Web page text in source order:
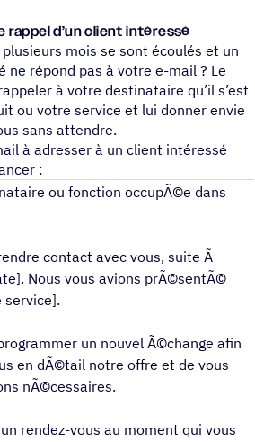
rappel d’un client intéressé
mois se sont écoulés et un
ne répond pas à votre e-mail ? Le
à votre destinataire qu’il s’est
ou votre service et lui donner envie
sans attendre.
à adresser à un client intéressé
:
ou fonction occupÃ©e dans
contact avec vous, suite Ã
Nous vous avions prÃ©sentÃ©
service].
un nouvel Ã©change afin
en dÃ©tail notre offre et de vous
nÃ©cessaires.
rendez-vous au moment qui vous